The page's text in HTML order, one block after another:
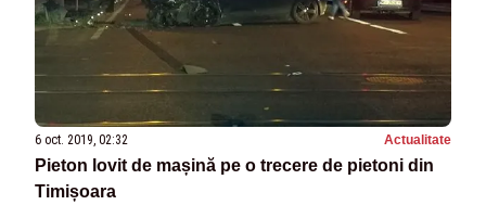
6 oct. 2019, 02:32 Actualitate
Pieton lovit de mașină pe o trecere de pietoni din
Timișoara